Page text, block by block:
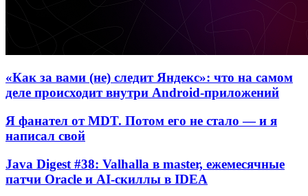
«Как за вами (не) следит Яндекс»: что на самом
деле происходит внутри Android-приложений
Я фанател от MDT. Потом его не стало — и я
написал свой
Java Digest #38: Valhalla в master, ежемесячные
патчи Oracle и AI-скиллы в IDEA